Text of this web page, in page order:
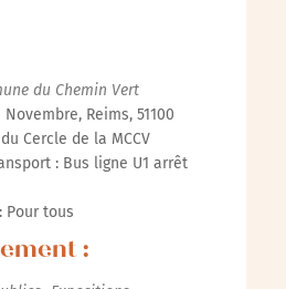
du Chemin Vert
Novembre, Reims, 51100
Cercle de la MCCV
: Bus ligne U1 arrêt
Pour tous
: